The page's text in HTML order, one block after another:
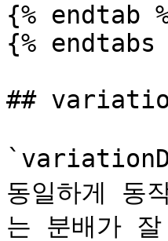
{% endtab
{% endtabs
##
동일하게 동
는 분배가